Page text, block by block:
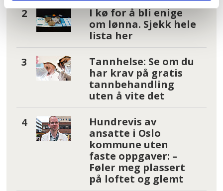
I kø for å bli enige
om lønna. Sjekk hele
lista her
Tannhelse: Se om du
har krav på gratis
tannbehandling
uten å vite det
Hundrevis av
ansatte i Oslo
kommune uten
faste oppgaver: –
Føler meg plassert
på loftet og glemt